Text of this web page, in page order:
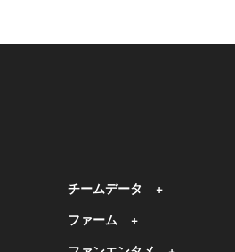
チームデータ
ファーム